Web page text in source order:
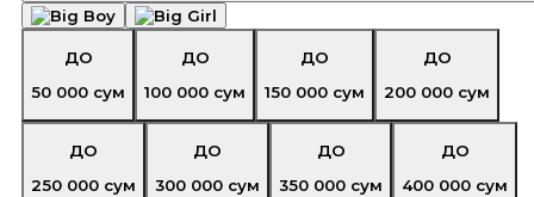
ДО
50 000 сум
ДО
100 000 сум
ДО
150 000 сум
ДО
200 000 сум
ДО
250 000 сум
ДО
300 000 сум
ДО
350 000 сум
ДО
400 000 сум